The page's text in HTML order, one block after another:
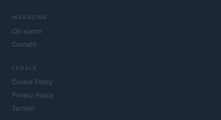
MAGAZINE
Chi siamo
Contatti
LEGALE
Cookie Policy
Privacy Policy
Termini